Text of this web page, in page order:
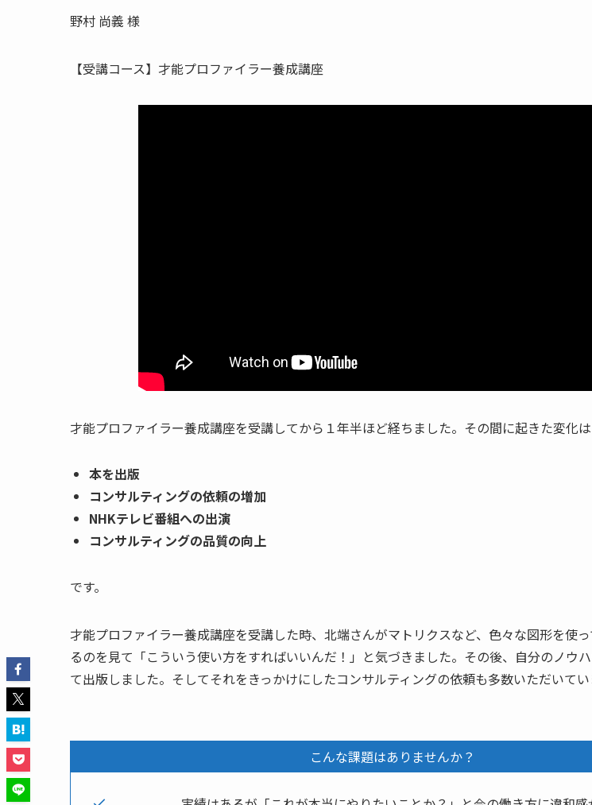
野村 尚義 様
【受講コース】才能プロファイラー養成講座
才能プロファイラー養成講座を受講してから１年半ほど経ちました。その間に起きた変化は
本を出版
コンサルティングの依頼の増加
NHKテレビ番組への出演
コンサルティングの品質の向上
です。
才能プロファイラー養成講座を受講した時、北端さんがマトリクスなど、色々な図形を使
るのを見て「こういう使い方をすればいいんだ！」と気づきました。その後、自分のノウ
て出版しました。そしてそれをきっかけにしたコンサルティングの依頼も多数いただいてい
こんな課題はありませんか？